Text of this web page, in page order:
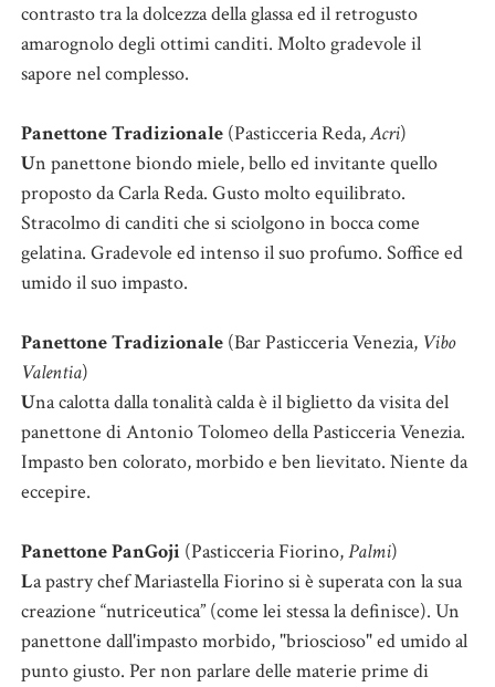
contrasto tra la dolcezza della glassa ed il retrogusto
amarognolo degli ottimi canditi. Molto gradevole il
sapore nel complesso.
Panettone Tradizionale(Pasticceria Reda,Acri)
Un panettone biondo miele, bello ed invitante quello
proposto da Carla Reda. Gusto molto equilibrato.
Stracolmo di canditi che si sciolgono in bocca come
gelatina. Gradevole ed intenso il suo profumo. Soffice ed
umido il suo impasto.
Panettone Tradizionale(Bar Pasticceria Venezia, Vibo
Valentia)
Una calotta dalla tonalità calda è il biglietto da visita del
panettone di Antonio Tolomeo della Pasticceria Venezia.
Impasto ben colorato, morbido e ben lievitato. Niente da
eccepire.
Panettone PanGoji (Pasticceria Fiorino,Palmi)
La pastry chef Mariastella Fiorino si è superata con la sua
creazione “nutriceutica” (come lei stessa la definisce). Un
panettone dall'impasto morbido, "brioscioso" ed umido al
punto giusto. Per non parlare delle materie prime di